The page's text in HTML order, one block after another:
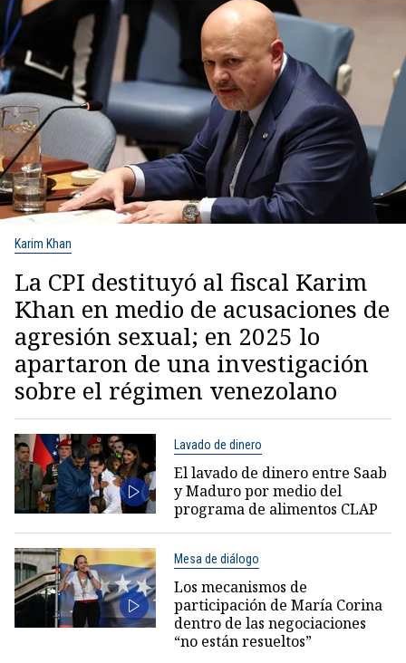
Karim Khan
La CPI destituyó al fiscal Karim
Khan en medio de acusaciones de
agresión sexual; en 2025 lo
apartaron de una investigación
sobre el régimen venezolano
Lavado de dinero
El lavado de dinero entre Saab
y Maduro por medio del
programa de alimentos CLAP
Mesa de diálogo
Los mecanismos de
participación de María Corina
dentro de las negociaciones
“no están resueltos”